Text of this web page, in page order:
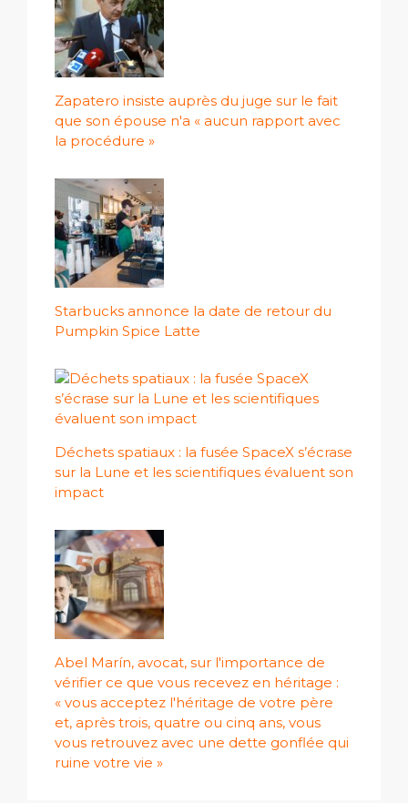
Zapatero insiste auprès du juge sur le fait
que son épouse n'a « aucun rapport avec
la procédure »
Starbucks annonce la date de retour du
Pumpkin Spice Latte
Déchets spatiaux : la fusée SpaceX s’écrase
sur la Lune et les scientifiques évaluent son
impact
Abel Marín, avocat, sur l'importance de
vérifier ce que vous recevez en héritage :
« vous acceptez l'héritage de votre père
et, après trois, quatre ou cinq ans, vous
vous retrouvez avec une dette gonflée qui
ruine votre vie »